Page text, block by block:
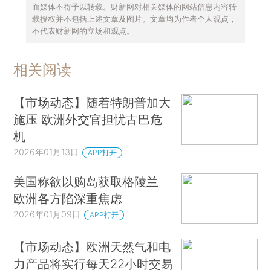
面媒体不得予以转载。财新网对相关媒体的网站信息内容转
载授权并不包括上述文章及图片。文章均为作者个人观点，
不代表财新网的立场和观点。
相关阅读
【市场动态】随着特朗普加大
施压 欧洲外交官担忧古巴危
机
2026年01月13日 APP打开
美国称欲以购岛获取格陵兰
欧洲各方陷深重焦虑
2026年01月09日 APP打开
【市场动态】欧洲天然气和电
力产品将实行每天22小时交易